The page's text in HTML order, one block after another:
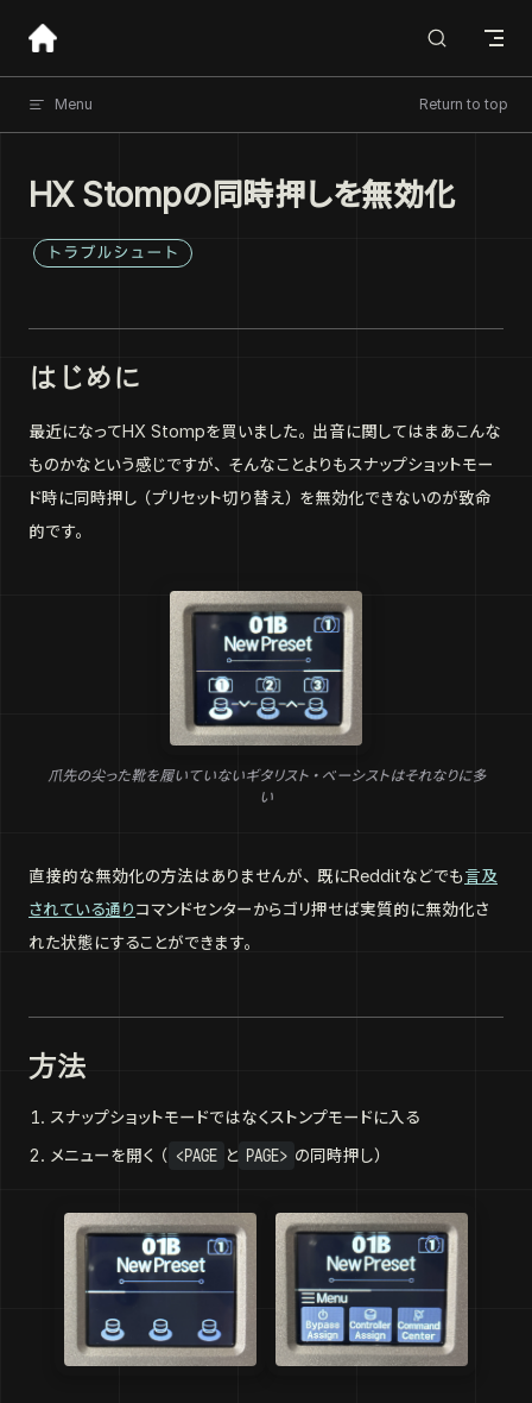
Skip to content
Menu Return to top
HX Stompの同時押しを無効化
トラブルシュート
はじめに
最近になってHX Stompを買いました。出音に関してはまあこんな
ものかなという感じですが、そんなことよりもスナップショットモー
ド時に同時押し（プリセット切り替え）を無効化できないのが致命
的です。
爪先の尖った靴を履いていないギタリスト・ベーシストはそれなりに多
い
直接的な無効化の方法はありませんが、既にRedditなどでも言及
されている通りコマンドセンターからゴリ押せば実質的に無効化さ
れた状態にすることができます。
方法
スナップショットモードではなくストンプモードに入る
メニューを開く（ <PAGE と PAGE> の同時押し）